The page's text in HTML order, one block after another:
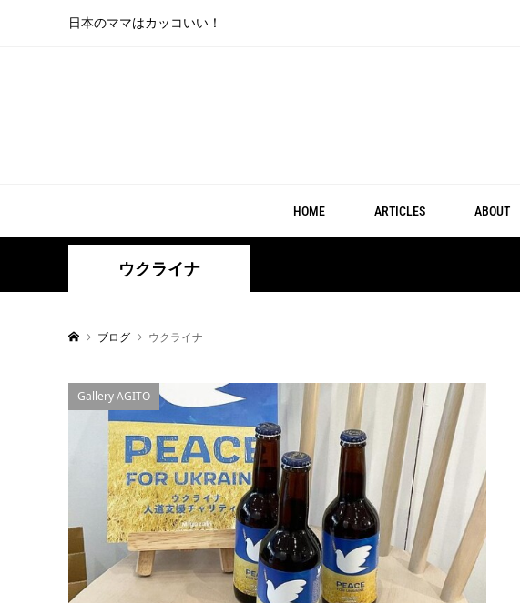
日本のママはカッコいい！
HOME ARTICLES ABOUT
ウクライナ
ブログ ウクライナ
Gallery AGITO